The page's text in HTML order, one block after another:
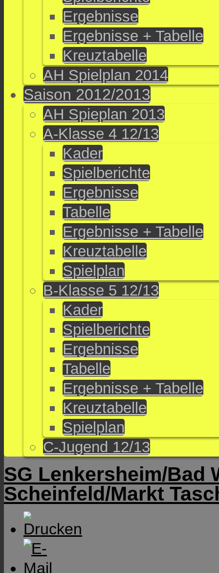
Ergebnisse
Ergebnisse + Tabelle
Kreuztabelle
AH Spielplan 2014
Saison 2012/2013
AH Spieplan 2013
A-Klasse 4 12/13
Kader
Spielberichte
Ergebnisse
Tabelle
Ergebnisse + Tabelle
Kreuztabelle
Spielplan
B-Klasse 5 12/13
Kader
Spielberichte
Ergebnisse
Tabelle
Ergebnisse + Tabelle
Kreuztabelle
Spielplan
C-Jugend 12/13
SG Lenkersheim/Bad
Scheinfeld/Markt